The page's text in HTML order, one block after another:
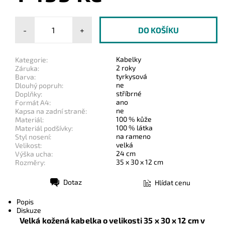
- +
Kategorie:
Kabelky
Záruka:
2 roky
Barva:
tyrkysová
Dlouhý popruh:
ne
Doplňky:
stříbrné
Formát A4:
ano
Kapsa na zadní straně:
ne
Materiál:
100 % kůže
Materiál podšívky:
100 % látka
Styl nosení:
na rameno
Velikost:
velká
Výška ucha:
24 cm
Rozměry:
35 x 30 x 12 cm
Dotaz Hlídat cenu
Popis
Diskuze
Velká kožená kabelka o velikosti 35 x 30 x 12 cm v